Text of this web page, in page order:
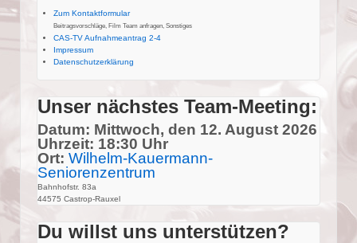
Zum Kontaktformular
Beitragsvorschläge, Film Team anfragen, Sonstiges
CAS-TV Aufnahmeantrag 2-4
Impressum
Datenschutzerklärung
Unser nächstes Team-Meeting:
Datum: Mittwoch, den 12. August 2026
Uhrzeit: 18:30 Uhr
Ort: Wilhelm-Kauermann-
Seniorenzentrum
Bahnhofstr. 83a
44575 Castrop-Rauxel
Du willst uns unterstützen?